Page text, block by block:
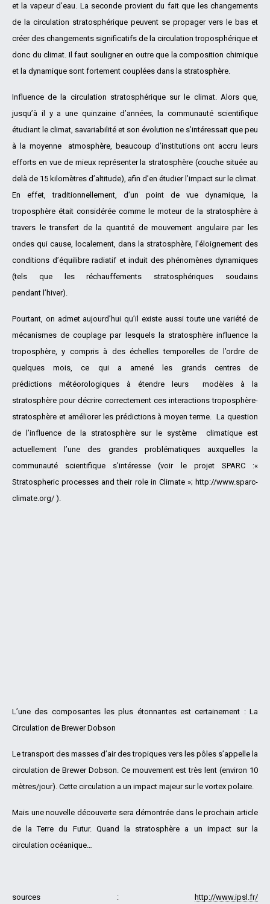
et la vapeur d’eau. La seconde provient du fait que les changements
de la circulation stratosphérique peuvent se propager vers le bas et
créer des changements significatifs de la circulation troposphérique et
donc du climat. Il faut souligner en outre que la composition chimique
et la dynamique sont fortement couplées dans la stratosphère.
Influence de la circulation stratosphérique sur le climat. Alors que,
jusqu’à il y a une quinzaine d’années, la communauté scientifique
étudiant le climat, savariabilité et son évolution ne s’intéressait que peu
à la moyenne atmosphère, beaucoup d’institutions ont accru leurs
efforts en vue de mieux représenter la stratosphère (couche située au
delà de 15 kilomètres d’altitude), afin d’en étudier l’impact sur le climat.
En effet, traditionnellement, d’un point de vue dynamique, la
troposphère était considérée comme le moteur de la stratosphère à
travers le transfert de la quantité de mouvement angulaire par les
ondes qui cause, localement, dans la stratosphère, l’éloignement des
conditions d’équilibre radiatif et induit des phénomènes dynamiques
(tels que les réchauffements stratosphériques soudains
pendant l’hiver).
Pourtant, on admet aujourd’hui qu’il existe aussi toute une variété de
mécanismes de couplage par lesquels la stratosphère influence la
troposphère, y compris à des échelles temporelles de l’ordre de
quelques mois, ce qui a amené les grands centres de
prédictions météorologiques à étendre leurs modèles à la
stratosphère pour décrire correctement ces interactions troposphère-
stratosphère et améliorer les prédictions à moyen terme. La question
de l’influence de la stratosphère sur le système climatique est
actuellement l’une des grandes problématiques auxquelles la
communauté scientifique s’intéresse (voir le projet SPARC :«
Stratospheric processes and their role in Climate »; http://www.sparc-
climate.org/ ).
L’une des composantes les plus étonnantes est certainement : La
Circulation de Brewer Dobson
Le transport des masses d’air des tropiques vers les pôles s’appelle la
circulation de Brewer Dobson. Ce mouvement est très lent (environ 10
mètres/jour). Cette circulation a un impact majeur sur le vortex polaire.
Mais une nouvelle découverte sera démontrée dans le prochain article
de la Terre du Futur. Quand la stratosphère a un impact sur la
circulation océanique…
sources :
http://www.ipsl.fr/